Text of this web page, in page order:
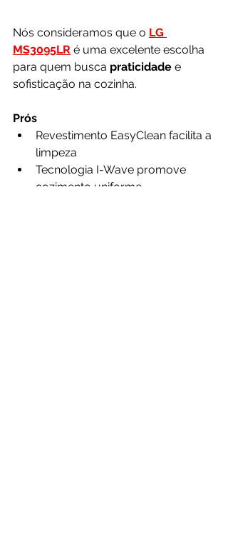
Nós consideramos que o LG
MS3095LR é uma excelente escolha
para quem busca praticidade e
sofisticação na cozinha.
Prós
Revestimento EasyClean facilita a
limpeza
Tecnologia I-Wave promove
cozimento uniforme